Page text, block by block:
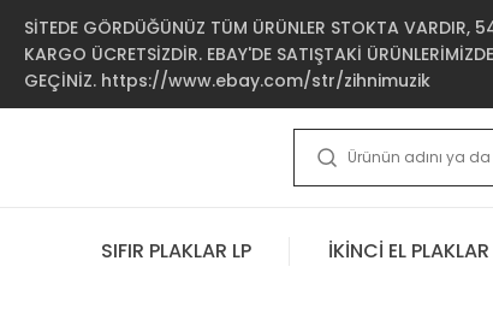
SİTEDE GÖRDÜĞÜNÜZ TÜM ÜRÜNLER STOKTA VARDIR,
KARGO ÜCRETSİZDİR. EBAY'DE SATIŞTAKİ
GEÇİNİZ. https://www.ebay.com/str/zihnimuzik
SIFIR PLAKLAR LP İKİNCİ EL PLAKLAR